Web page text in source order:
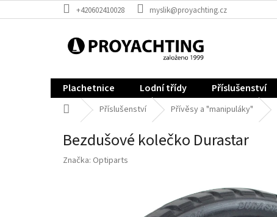
na
+420602410028 myslik@proyachting.cz
Plachetnice Lodní třídy Příslušenství
Domů Příslušenství Přívěsy a "manipuláky"
Bezdušové kolečko Durastar
Značka: Optiparts